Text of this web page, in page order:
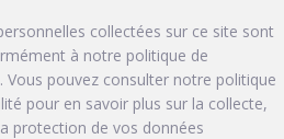
collectées sur ce site sont
à notre politique de
Vous pouvez consulter notre politique
pour en savoir plus sur la collecte,
protection de vos données